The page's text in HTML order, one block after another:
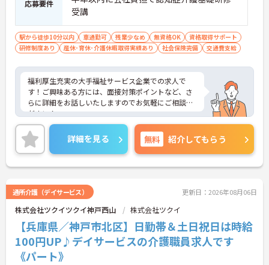
応募要件
受講
駅から徒歩10分以内 車通勤可 残業少なめ 無資格OK
資格取得サポート
研修制度あり
産休･育休･介護休暇取得実績あり 社会保険完備 交通費支給
福利厚生充実の大手福祉サービス企業での求人で
す！ご興味ある方には、面接対策ポイントなど、さ
らに詳細をお話しいたしますのでお気軽にご相談く
ださい！
詳細を見る 無料 紹介してもらう
通所介護（デイサービス） 更新日：2026年08月06日
株式会社ツクイツクイ神戸西山 株式会社ツクイ
【兵庫県／神戸市北区】日勤帯＆土日祝日は時給
100円UP♪デイサービスの介護職員求人です
《パート》